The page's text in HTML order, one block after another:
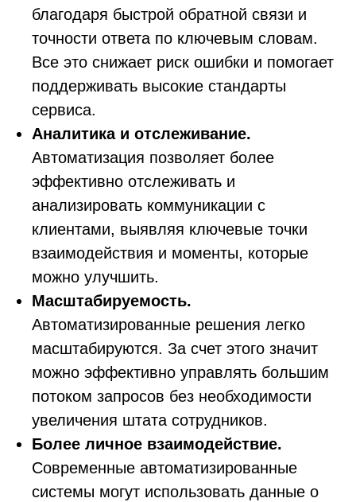
благодаря быстрой обратной связи и
точности ответа по ключевым словам.
Все это снижает риск ошибки и помогает
поддерживать высокие стандарты
сервиса.
Аналитика и отслеживание.
Автоматизация позволяет более
эффективно отслеживать и
анализировать коммуникации с
клиентами, выявляя ключевые точки
взаимодействия и моменты, которые
можно улучшить.
Масштабируемость.
Автоматизированные решения легко
масштабируются. За счет этого значит
можно эффективно управлять большим
потоком запросов без необходимости
увеличения штата сотрудников.
Более личное взаимодействие.
Современные автоматизированные
системы могут использовать данные о